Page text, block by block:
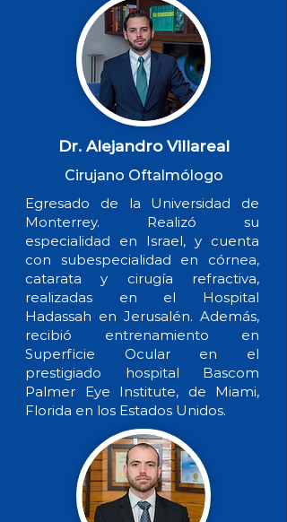
Dr. Alejandro Villareal
Cirujano Oftalmólogo
Egresado de la Universidad de
Monterrey. Realizó su
especialidad en Israel, y cuenta
con subespecialidad en córnea,
catarata y cirugía refractiva,
realizadas en el Hospital
Hadassah en Jerusalén. Además,
recibió entrenamiento en
Superficie Ocular en el
prestigiado hospital Bascom
Palmer Eye Institute, de Miami,
Florida en los Estados Unidos.